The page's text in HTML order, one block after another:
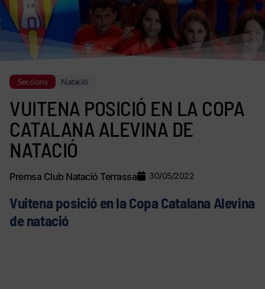
Seccions Natació
VUITENA POSICIÓ EN LA COPA
CATALANA ALEVINA DE
NATACIÓ
Premsa Club Natació Terrassa 30/05/2022
Vuitena posició en la Copa Catalana Alevina
de natació